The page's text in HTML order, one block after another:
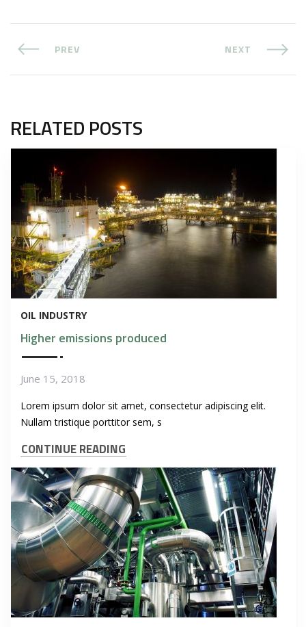
PREV NEXT
RELATED POSTS
OIL INDUSTRY
Higher emissions produced
June 15, 2018
Lorem ipsum dolor sit amet, consectetur adipiscing elit.
Nullam tristique porttitor sem, s
CONTINUE READING